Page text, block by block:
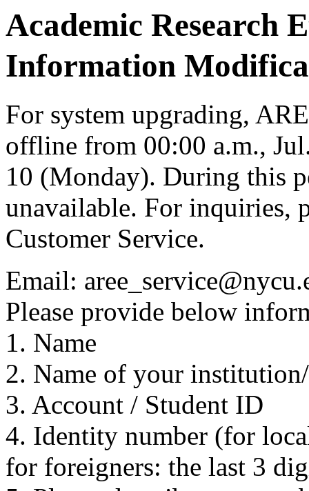
Academic Research
Information
For system upgrading,
offline from 00:00 a.m.,
10 (Monday). During this
unavailable. For inquiries,
Customer Service.
Email:
Please provide below
1. Name
2. Name of your
3. Account / Student ID
4. Identity number (for
for foreigners: the last 3